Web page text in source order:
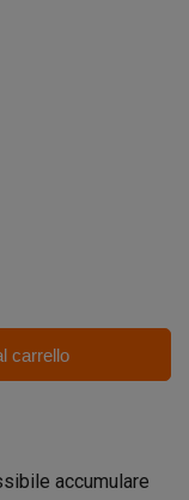
carrello
accumulare